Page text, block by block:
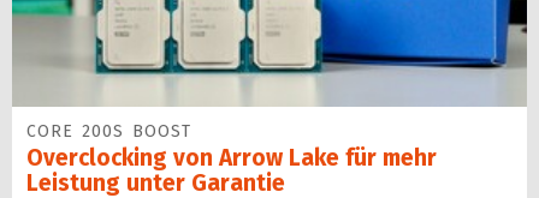
CORE 200S BOOST
Overclocking von Arrow Lake für mehr
Leistung unter Garantie